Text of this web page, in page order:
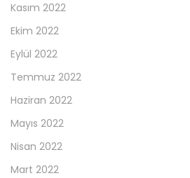
Kasım 2022
Ekim 2022
Eylül 2022
Temmuz 2022
Haziran 2022
Mayıs 2022
Nisan 2022
Mart 2022